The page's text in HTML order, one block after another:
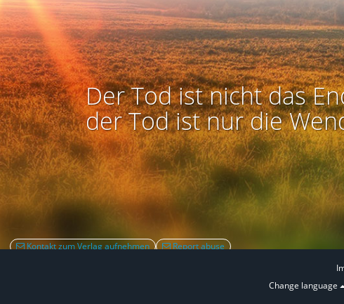
Der Tod ist nicht das
der Tod ist nur die
Kontakt zum Verlag aufnehmen
Report abuse
Change language